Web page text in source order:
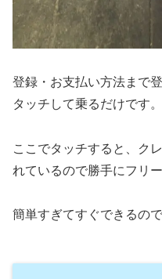
登録・お支払い方法まで
タッチして乗るだけです。
ここでタッチすると、ク
れているので勝手にフリ
簡単すぎてすぐできるの